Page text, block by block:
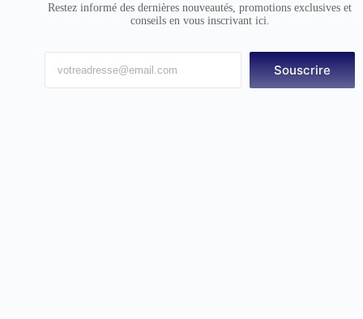
Restez informé des dernières nouveautés, promotions exclusives et
conseils en vous inscrivant ici.
Souscrire